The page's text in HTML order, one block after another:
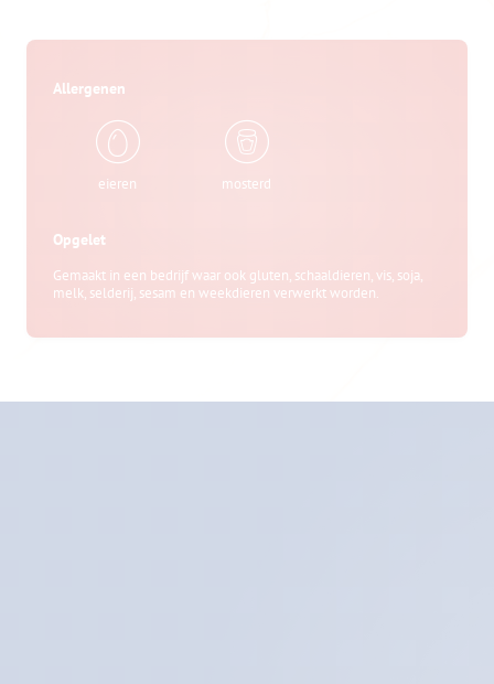
Allergenen
eieren mosterd
Opgelet
Gemaakt in een bedrijf waar ook gluten, schaaldieren, vis, soja,
melk, selderij, sesam en weekdieren verwerkt worden.